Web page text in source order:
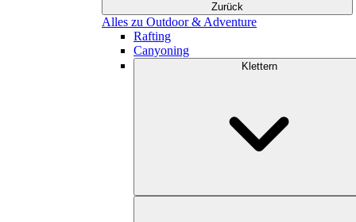
Zurück
Alles zu Outdoor & Adventure
Rafting
Canyoning
Klettern